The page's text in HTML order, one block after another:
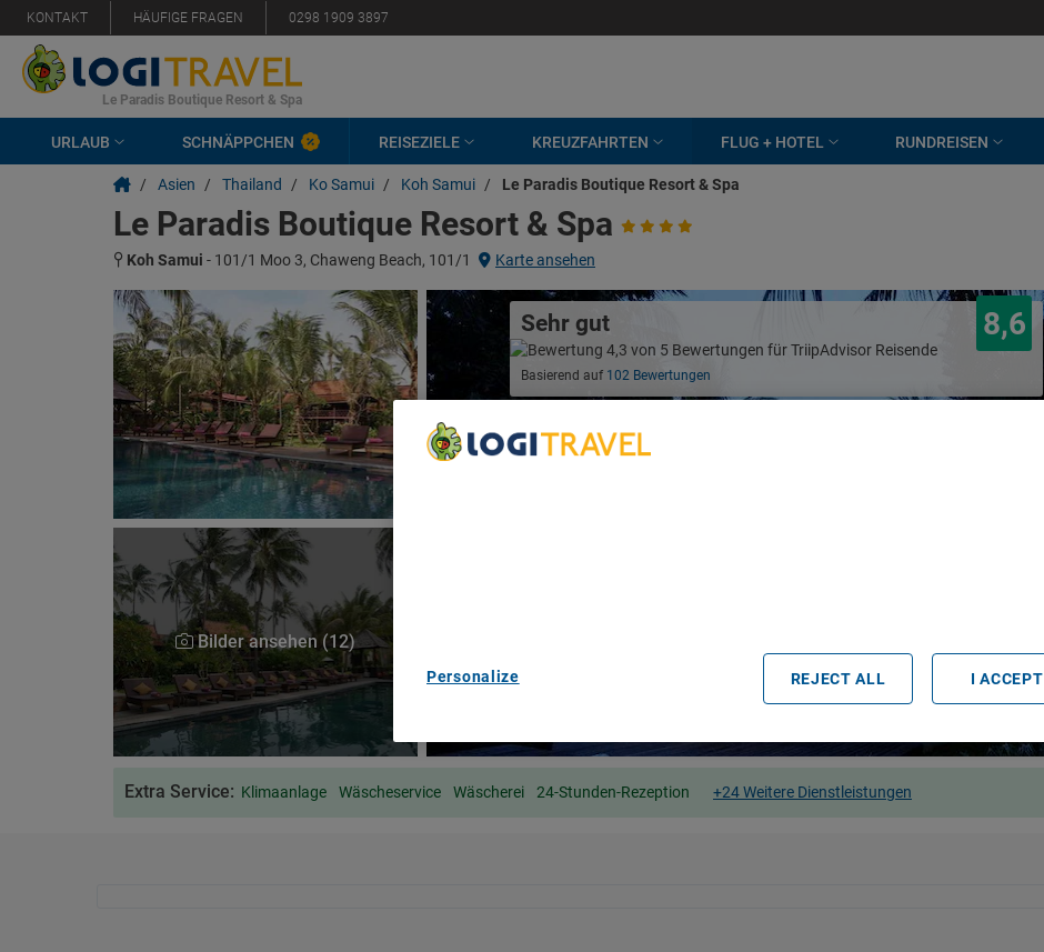
KONTAKT HÄUFIGE FRAGEN 0298 1909 3897
Le Paradis Boutique Resort & Spa
URLAUB SCHNÄPPCHEN REISEZIELE KREUZFAHRTEN FLUG + HOTEL RUNDREISEN
/ Asien / Thailand / Ko Samui / Koh Samui / Le Paradis Boutique Resort & Spa
Le Paradis Boutique Resort & Spa
Koh Samui - 101/1 Moo 3, Chaweng Beach, 101/1 Karte ansehen
Bilder ansehen (12)
Sehr gut 8,6
Basierend auf 102 Bewertungen
Extra Service: Klimaanlage Wäscheservice Wäscherei 24-Stunden-Rezeption +24 Weitere Dienstleistungen
Personalize REJECT ALL I ACCEPT